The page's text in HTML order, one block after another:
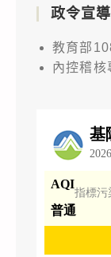
政令宣
教育部
內控稽核